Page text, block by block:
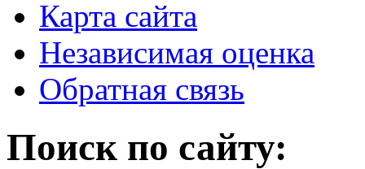
Карта сайта
Независимая оценка
Обратная связь
Поиск по сайту: